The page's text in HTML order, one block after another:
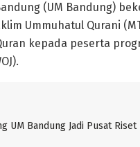
(UM Bandung)
Ummuhatul Qurani
kepada peserta
UM Bandung Jadi Pusat